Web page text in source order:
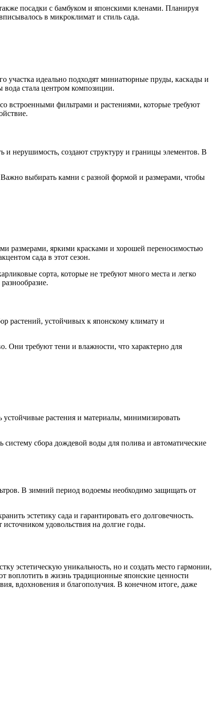
посадки с бамбуком и японскими кленами. Планируя
в микроклимат и стиль сада.
участка идеально подходят миниатюрные пруды, каскады и
стала центром композиции.
встроенными фильтрами и растениями, которые требуют
и нерушимость, создают структуру и границы элементов. В
Важно выбирать камни с разной формой и размерами, чтобы
размерами, яркими красками и хорошей переносимостью
сада в этот сезон.
сорта, которые не требуют много места и легко
растений, устойчивых к японскому климату и
Они требуют тени и влажности, что характерно для
устойчивые растения и материалы, минимизировать
сбора дождевой воды для полива и автоматические
В зимний период водоемы необходимо защищать от
эстетику сада и гарантировать его долговечность.
удовольствия на долгие годы.
эстетическую уникальность, но и создать место гармонии,
воплотить в жизнь традиционные японские ценности
вдохновения и благополучия. В конечном итоге, даже